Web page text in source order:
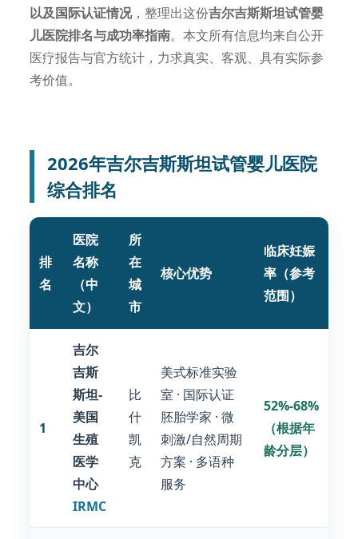
以及国际认证情况，整理出这份吉尔吉斯斯坦试管婴
儿医院排名与成功率指南。本文所有信息均来自公开
医疗报告与官方统计，力求真实、客观、具有实际参
考价值。
2026年吉尔吉斯斯坦试管婴儿医院
综合排名
排
名
医院
名称
（中
文）
所
在
城
市
核心优势
临床妊娠
率（参考
范围）
1
吉尔
吉斯
斯坦-
美国
生殖
医学
中心
IRMC
比
什
凯
克
美式标准实验
室 · 国际认证
胚胎学家 · 微
刺激/自然周期
方案 · 多语种
服务
52%-68%
（根据年
龄分层）